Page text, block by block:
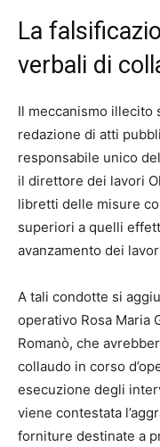
La
verbali di
Il meccanismo illecito
redazione di atti
responsabile unico
il direttore dei lavori
libretti delle misure
superiori a quelli
avanzamento dei
A tali condotte si
operativo Rosa Maria
Romanò, che
collaudo in corso
esecuzione degli
viene contestata
forniture destinate a